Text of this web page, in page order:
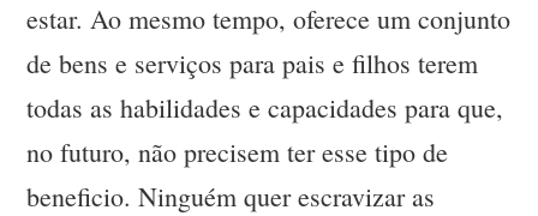
estar. Ao mesmo tempo, oferece um conjunto
de bens e serviços para pais e filhos terem
todas as habilidades e capacidades para que,
no futuro, não precisem ter esse tipo de
beneficio. Ninguém quer escravizar as